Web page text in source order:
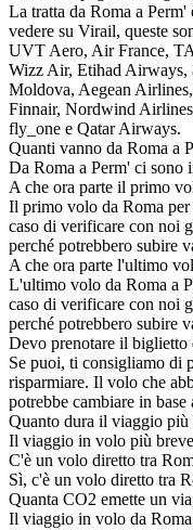
La tratta da Roma a Perm'
vedere su Virail, queste
UVT Aero, Air France,
Wizz Air, Etihad
Moldova, Aegean
Finnair, Nordwind
fly_one e Qatar Airways.
Quanti vanno da Roma a
Da Roma a Perm' ci sono
A che ora parte il primo
Il primo volo da Roma
caso di verificare con noi
perché potrebbero subire
A che ora parte l'ultimo
L'ultimo volo da Roma a
caso di verificare con noi
perché potrebbero subire
Devo prenotare il biglietto
Se puoi, ti consigliamo di
risparmiare. Il volo che
potrebbe cambiare in base
Quanto dura il viaggio più
Il viaggio in volo più
C'è un volo diretto tra
Sì, c'è un volo diretto tra
Quanta CO2 emette un
Il viaggio in volo da